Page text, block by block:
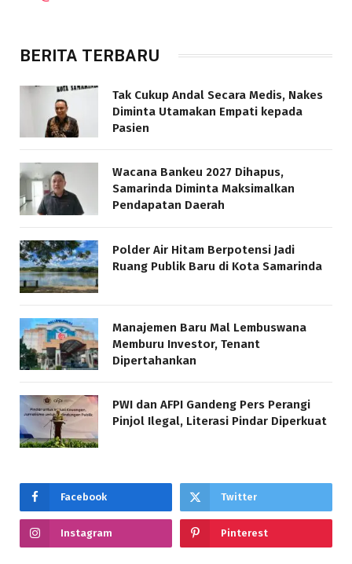
BERITA TERBARU
Tak Cukup Andal Secara Medis, Nakes
Diminta Utamakan Empati kepada
Pasien
Wacana Bankeu 2027 Dihapus,
Samarinda Diminta Maksimalkan
Pendapatan Daerah
Polder Air Hitam Berpotensi Jadi
Ruang Publik Baru di Kota Samarinda
Manajemen Baru Mal Lembuswana
Memburu Investor, Tenant
Dipertahankan
PWI dan AFPI Gandeng Pers Perangi
Pinjol Ilegal, Literasi Pindar Diperkuat
Facebook Twitter
Instagram Pinterest